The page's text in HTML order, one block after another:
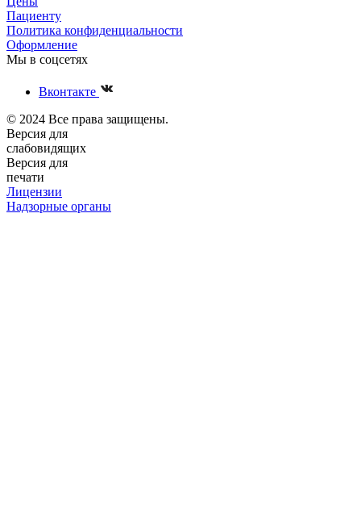
Пациенту
Политика конфиденциальности
Оформление
Мы в соцсетях
Вконтакте
© 2024 Все права защищены.
Версия для
слабовидящих
Версия для
печати
Лицензии
Надзорные органы